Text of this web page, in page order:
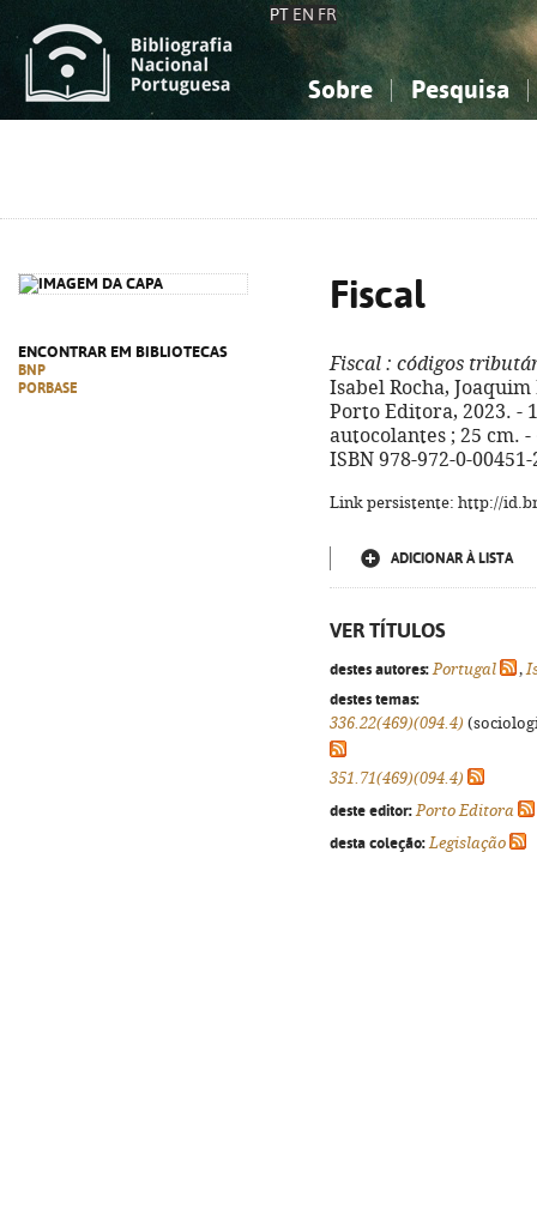
PT EN FR
Sobre Pesquisa
ENCONTRAR EM BIBLIOTECAS
BNP
PORBASE
Fiscal
Fiscal : códigos
Isabel Rocha,
Porto Editora, 2023. -
autocolantes ; 25 cm.
ISBN 978-972-0-00451-
Link persistente: http://
ADICIONAR À LISTA
VER TÍTULOS
destes autores: Portugal ,
destes temas:
336.22(469)(094.4)
351.71(469)(094.4)
deste editor: Porto Editora
desta coleção: Legislação